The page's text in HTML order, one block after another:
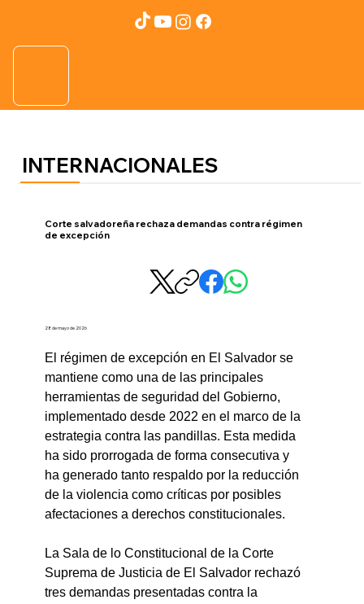
INTERNACIONALES
Corte salvadoreña rechaza demandas contra régimen
de excepción
28 de mayo de 2026
El régimen de excepción en El Salvador se
mantiene como una de las principales
herramientas de seguridad del Gobierno,
implementado desde 2022 en el marco de la
estrategia contra las pandillas. Esta medida
ha sido prorrogada de forma consecutiva y
ha generado tanto respaldo por la reducción
de la violencia como críticas por posibles
afectaciones a derechos constitucionales.
La Sala de lo Constitucional de la Corte
Suprema de Justicia de El Salvador rechazó
tres demandas presentadas contra la